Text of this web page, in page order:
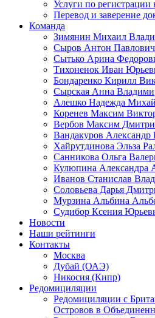
Услуги по
Перевод и заверение
Команда
Зимянин Михаил
Сыров Антон Павлович
Сытько Арина
Тихоненок Иван
Бондаренко Кирилл
Сырская Анна
Алешко Надежда
Коренев Максим
Вербов Максим
Вандакуров Александр
Хайрутдинова Эльза
Санникова Ольга
Кулюпина Александра
Иванов Станислав
Соловьева Дарья
Мурзина Альбина
Судибор Ксения
Новости
Наши рейтинги
Контакты
Москва
Дубай (ОАЭ)
Никосия (Кипр)
Редомициляции
Редомициляции с
Островов в